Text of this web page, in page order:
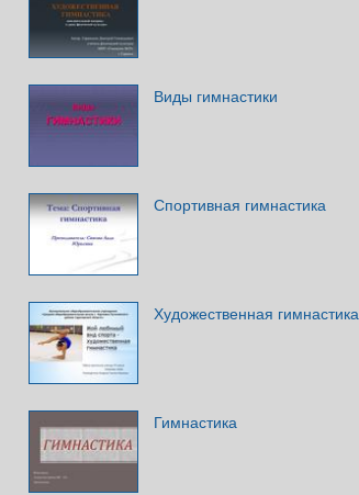
Виды гимнастики
Спортивная гимнастика
Художественная гимнастика
Гимнастика